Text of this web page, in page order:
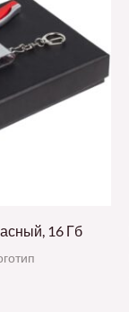
16 Гб